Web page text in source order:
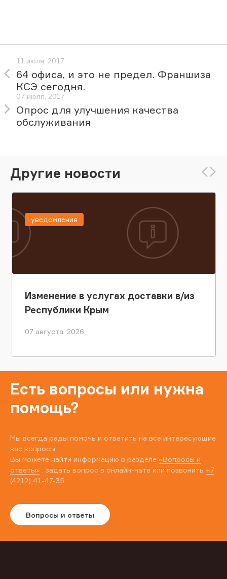
11 июля, 2017
64 офиса, и это не предел. Франшиза
КСЭ сегодня.
07 июля, 2017
Опрос для улучшения качества
обслуживания
Другие новости
Изменение в услугах доставки в/из
Республики Крым
07 августа, 2026
уведомления
Есть вопросы или нужна
помощь?
Мы всегда рады помочь и ответить на все интересующие
вас вопросы.
Вы можете найти информацию в разделе «Вопросы и
ответы» , задать вопрос в онлайн-чате или позвонить +7
(4212) 41-47-35
Вопросы и ответы